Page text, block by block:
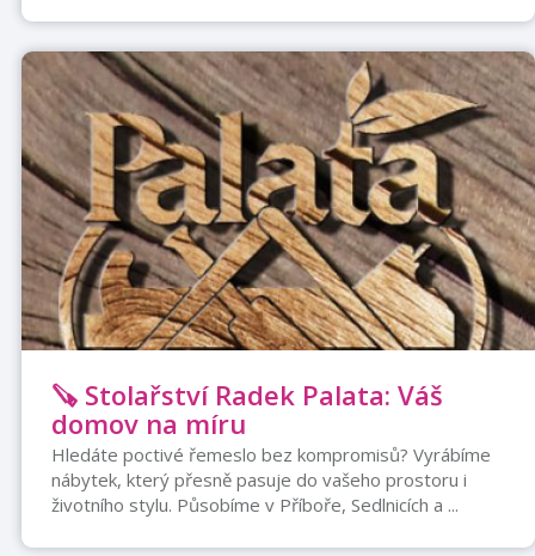
🪚 Stolařství Radek Palata: Váš
domov na míru
Hledáte poctivé řemeslo bez kompromisů? Vyrábíme
nábytek, který přesně pasuje do vašeho prostoru i
životního stylu. Působíme v Příboře, Sedlnicích a ...